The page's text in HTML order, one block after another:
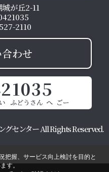
が丘2-11
2110
わせ
センター All Rights Reserved.
把握、サービス向上検討を目的と
す。